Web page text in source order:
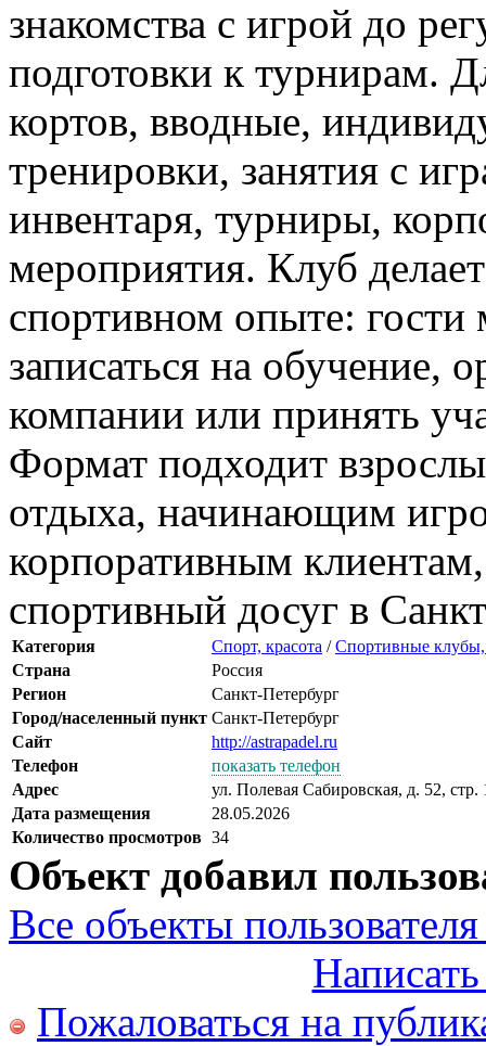
знакомства с игрой до
подготовки к турнирам.
кортов, вводные,
тренировки, занятия с
инвентаря, турниры,
мероприятия. Клуб
спортивном опыте: гости
записаться на обучение,
компании или принять
Формат подходит
отдыха, начинающим
корпоративным
спортивный досуг в
Категория Спорт, красота /Спортивные
Страна
Россия
Регион
Санкт-Петербург
Город/населенный пункт Санкт-Петербург
Сайт
http://astrapadel.ru
Телефон
показать телефон
Адрес
ул. Полевая Сабировская, д. 52, стр.
Дата размещения
28.05.2026
Количество просмотров 34
Объект добавил
Все объекты
Пожаловаться на